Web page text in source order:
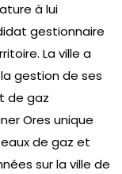
à lui
gestionnaire
La ville a
gestion de ses
de gaz
Ores unique
de gaz et
sur la ville de